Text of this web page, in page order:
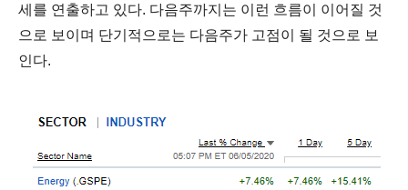
세를 연출하고 있다. 다음주까지는 이런 흐름이 이어질 것
으로 보이며 단기적으로는 다음주가 고점이 될 것으로 보
인다.